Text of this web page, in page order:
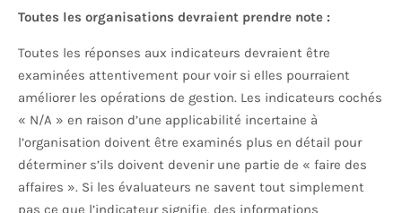
Toutes les organisations devraient prendre note :
Toutes les réponses aux indicateurs devraient être
examinées attentivement pour voir si elles pourraient
améliorer les opérations de gestion. Les indicateurs cochés
« N/A » en raison d’une applicabilité incertaine à
l’organisation doivent être examinés plus en détail pour
déterminer s’ils doivent devenir une partie de « faire des
affaires ». Si les évaluateurs ne savent tout simplement
pas ce que l’indicateur signifie, des informations